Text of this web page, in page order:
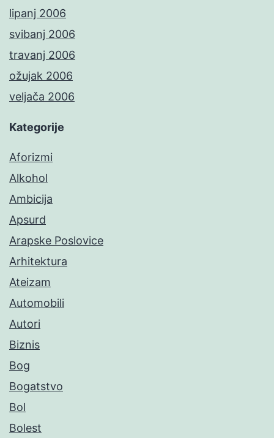
lipanj 2006
svibanj 2006
travanj 2006
ožujak 2006
veljača 2006
Kategorije
Aforizmi
Alkohol
Ambicija
Apsurd
Arapske Poslovice
Arhitektura
Ateizam
Automobili
Autori
Biznis
Bog
Bogatstvo
Bol
Bolest